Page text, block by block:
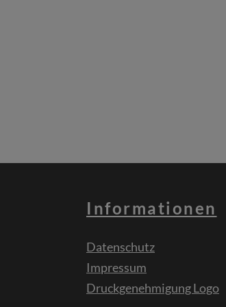
Informationen
Datenschutz
Impressum
Druckgenehmigung Logo